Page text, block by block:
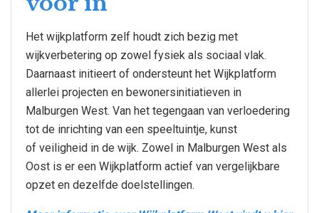
Het wijkplatform zelf houdt zich bezig met
wijkverbetering op zowel fysiek als sociaal vlak.
Daarnaast initieert of ondersteunt het Wijkplatform
allerlei projecten en bewonersinitiatieven in
Malburgen West. Van het tegengaan van verloedering
tot de inrichting van een speeltuintje, kunst
of veiligheid in de wijk. Zowel in Malburgen West als
Oost is er een Wijkplatform actief van vergelijkbare
opzet en dezelfde doelstellingen.